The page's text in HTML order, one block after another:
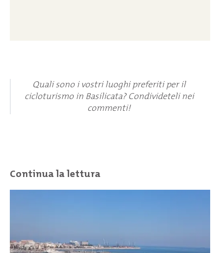
Quali sono i vostri luoghi preferiti per il
cicloturismo in Basilicata? Condivideteli nei
commenti!
Continua la lettura